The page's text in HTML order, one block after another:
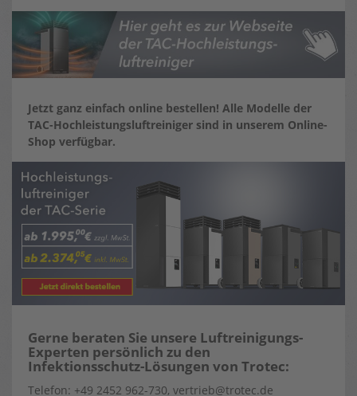
Jetzt ganz einfach online bestellen! Alle Modelle der
TAC-Hochleistungsluftreiniger sind in unserem Online-
Shop verfügbar.
Gerne beraten Sie unsere Luftreinigungs-
Experten persönlich zu den
Infektionsschutz-Lösungen von Trotec:
Telefon: +49 2452 962-730, vertrieb@trotec.de